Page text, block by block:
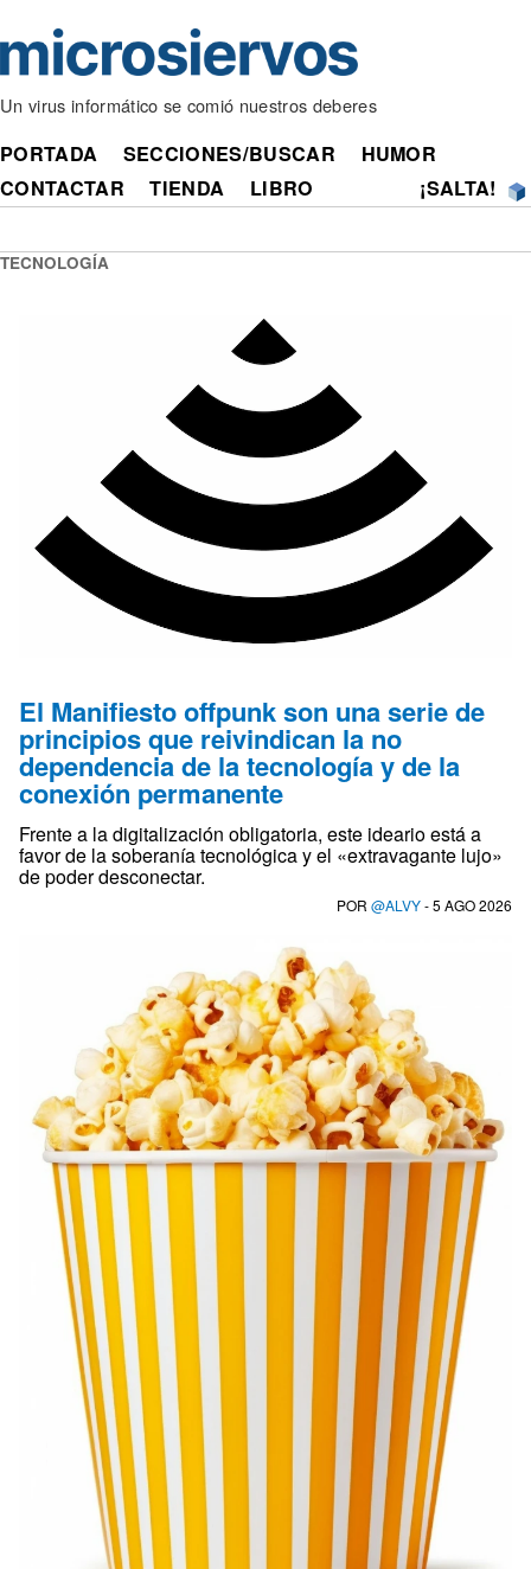
Un virus informático se comió nuestros deberes
PORTADA SECCIONES/BUSCAR
HUMOR
CONTACTAR
TIENDA LIBRO ¡SALTA!
TECNOLOGÍA
El Manifiesto offpunk son una serie de
principios que reivindican la no
dependencia de la tecnología y de la
conexión permanente
Frente a la digitalización obligatoria, este ideario está a
favor de la soberanía tecnológica y el «extravagante lujo»
de poder desconectar.
POR @ALVY- 5 AGO 2026